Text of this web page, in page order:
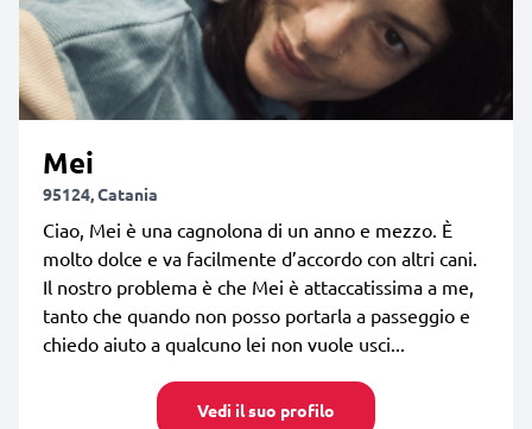
Mei
95124, Catania
Ciao, Mei è una cagnolona di un anno e mezzo. È
molto dolce e va facilmente d’accordo con altri cani.
Il nostro problema è che Mei è attaccatissima a me,
tanto che quando non posso portarla a passeggio e
chiedo aiuto a qualcuno lei non vuole usci...
Vedi il suo profilo